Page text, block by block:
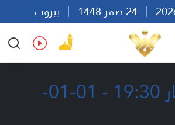
بيروت
Ar En Fr Es
نشرة أخبار 19:30 - 01-01-